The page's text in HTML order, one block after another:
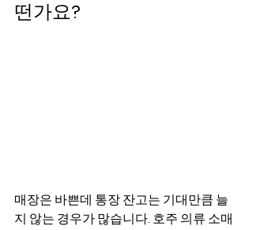
떤가요?
매장은 바쁜데 통장 잔고는 기대만큼 늘
지 않는 경우가 많습니다. 호주 의류 소매